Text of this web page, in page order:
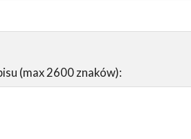
(max 2600 znaków):